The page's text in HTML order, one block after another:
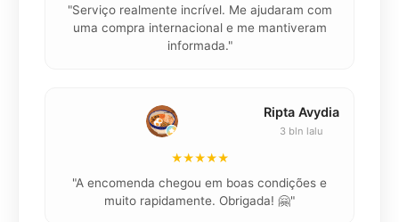
"Serviço realmente incrível. Me ajudaram com
uma compra internacional e me mantiveram
informada."
Ripta Avydia
3 bln lalu
★★★★★
"A encomenda chegou em boas condições e
muito rapidamente. Obrigada! 🤗"